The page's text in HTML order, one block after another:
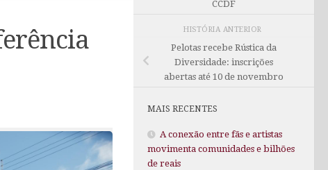
CCDF
HISTÓRIA ANTERIOR
Pelotas recebe Rústica da
Diversidade: inscrições
abertas até 10 de novembro
MAIS RECENTES
A conexão entre fãs e artistas
movimenta comunidades e bilhões
de reais